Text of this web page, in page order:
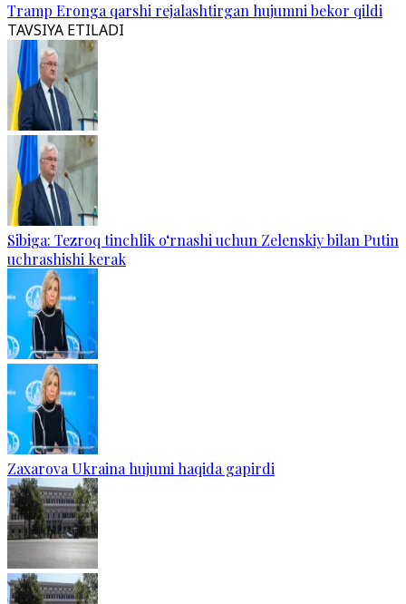
Tramp Eronga qarshi rejalashtirgan hujumni bekor qildi
TAVSIYA ETILADI
Sibiga: Tezroq tinchlik o‘rnashi uchun Zelenskiy bilan Putin
uchrashishi kerak
Zaxarova Ukraina hujumi haqida gapirdi